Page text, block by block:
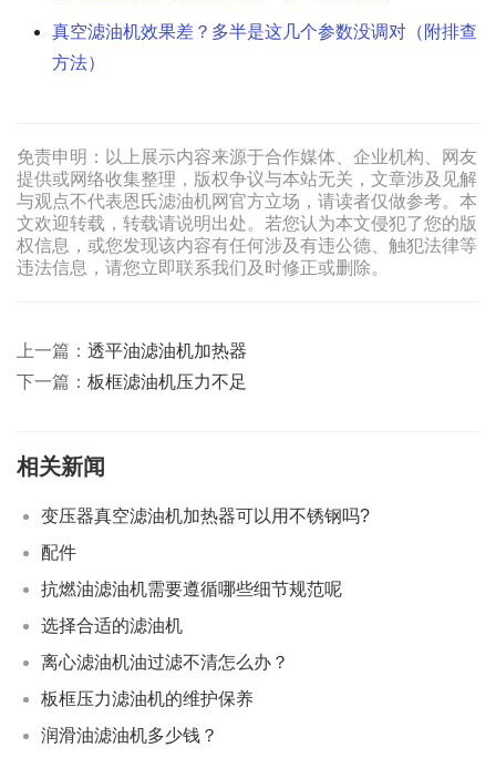
真空滤油机效果差？多半是这几个参数没调对（附排查
方法）
免责申明：以上展示内容来源于合作媒体、企业机构、网友
提供或网络收集整理，版权争议与本站无关，文章涉及见解
与观点不代表恩氏滤油机网官方立场，请读者仅做参考。本
文欢迎转载，转载请说明出处。若您认为本文侵犯了您的版
权信息，或您发现该内容有任何涉及有违公德、触犯法律等
违法信息，请您立即联系我们及时修正或删除。
上一篇： 透平油滤油机加热器
下一篇： 板框滤油机压力不足
相关新闻
变压器真空滤油机加热器可以用不锈钢吗?
配件
抗燃油滤油机需要遵循哪些细节规范呢
选择合适的滤油机
离心滤油机油过滤不清怎么办？
板框压力滤油机的维护保养
润滑油滤油机多少钱？